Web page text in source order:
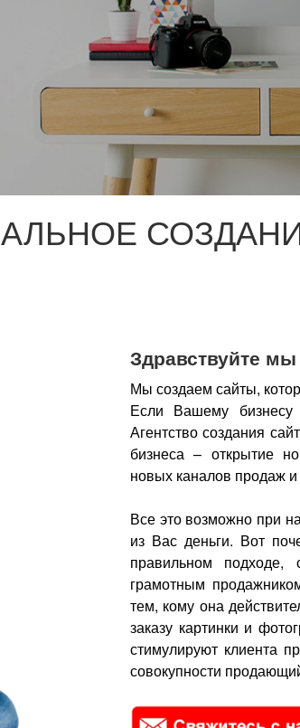
Здравствуйте
Мы создаем сайты,
Если Вашему
Агентство создания
бизнеса – открытие
новых каналов продаж
Все это возможно при
из Вас деньги. Вот
правильном подходе,
грамотным
тем, кому она
заказу картинки и
стимулируют клиента
совокупности